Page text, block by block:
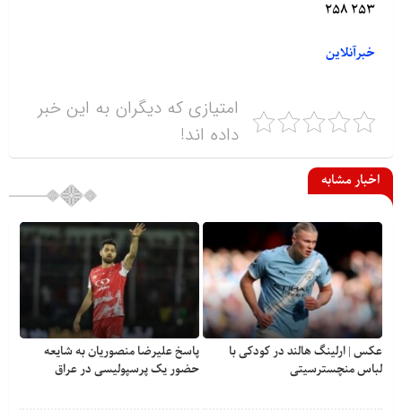
۲۵۳ ۲۵۸
خبرآنلاین
امتیازی که دیگران به این خبر
داده اند!
اخبار مشابه
عکس | ارلینگ هالند در کودکی با
لباس منچسترسیتی
پاسخ علیرضا منصوریان به شایعه
حضور یک پرسپولیسی در عراق